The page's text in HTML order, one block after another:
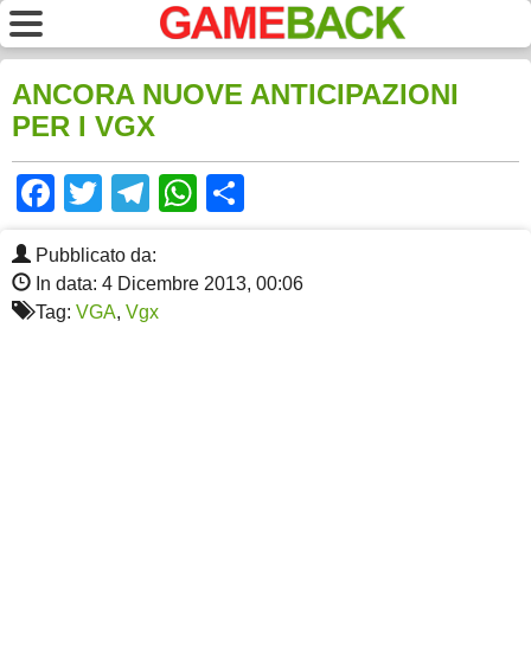
ANCORA NUOVE ANTICIPAZIONI
PER I VGX
Facebook
TwitterTelegram
WhatsApp
Pubblicato da:
In data: 4 Dicembre 2013, 00:06
Tag: VGA, Vgx